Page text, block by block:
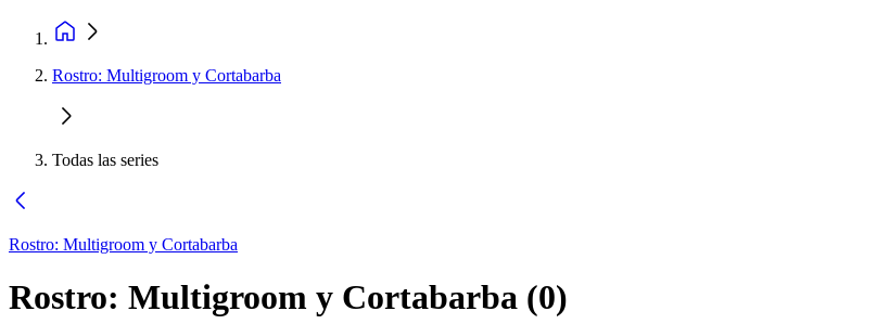
Rostro: Multigroom y Cortabarba
Todas las series
Rostro: Multigroom y Cortabarba
Rostro: Multigroom y Cortabarba (0)